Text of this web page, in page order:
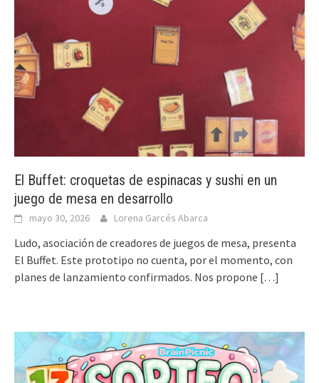
El Buffet: croquetas de espinacas y sushi en un
juego de mesa en desarrollo
mayo 30, 2026 Lorena Garcés Abarca
Ludo, asociación de creadores de juegos de mesa, presenta
El Buffet. Este prototipo no cuenta, por el momento, con
planes de lanzamiento confirmados. Nos propone […]